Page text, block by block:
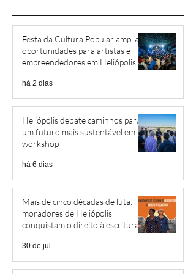
Festa da Cultura Popular amplia
oportunidades para artistas e
empreendedores em Heliópolis e
há 2 dias
Heliópolis debate caminhos para
um futuro mais sustentável em
workshop
há 6 dias
Mais de cinco décadas de luta:
moradores de Heliópolis
conquistam o direito à escritura
30 de jul.